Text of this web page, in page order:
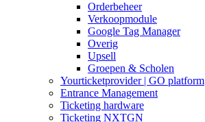
Orderbeheer
Verkoopmodule
Google Tag Manager
Overig
Upsell
Groepen & Scholen
Yourticketprovider | GO platform
Entrance Management
Ticketing hardware
Ticketing NXTGN